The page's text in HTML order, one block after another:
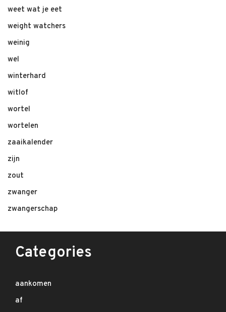
weet wat je eet
weight watchers
weinig
wel
winterhard
witlof
wortel
wortelen
zaaikalender
zijn
zout
zwanger
zwangerschap
Categories
aankomen
af